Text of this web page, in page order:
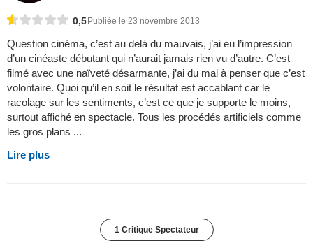
0,5Publiée le 23 novembre 2013
Question cinéma, c’est au delà du mauvais, j’ai eu l’impression
d’un cinéaste débutant qui n’aurait jamais rien vu d’autre. C’est
filmé avec une naïveté désarmante, j’ai du mal à penser que c’est
volontaire. Quoi qu’il en soit le résultat est accablant car le
racolage sur les sentiments, c’est ce que je supporte le moins,
surtout affiché en spectacle. Tous les procédés artificiels comme
les gros plans ...
Lire plus
1 Critique Spectateur